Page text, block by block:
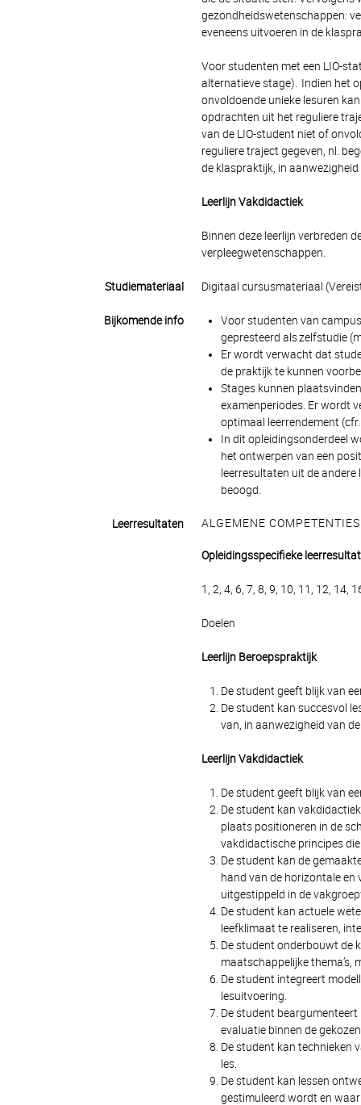
gezondheidswetenschappen:
eveneens uitvoeren in de
Voor studenten met een LIO-
alternatieve stage). Indien het
onvoldoende unieke lesuren
opdrachten uit het reguliere
van de LIO-student niet of
reguliere traject gegeven, nl.
de klaspraktijk, in
Leerlijn Vakdidactiek
Binnen deze leerlijn verbreden
verpleegwetenschappen.
Studiemateriaal Digitaal cursusmateriaal
Bijkomende info
Voor studenten van
gepresteerd als zelfstudie
Er wordt verwacht dat
de praktijk te kunnen
Stages kunnen
examenperiodes. Er wordt
optimaal leerrendement
In dit opleidingsonderdeel
het ontwerpen van een
leerresultaten uit de
beoogd.
Leerresultaten ALGEMENE COMPETENTIES
Opleidingsspecifieke
1, 2, 4, 6, 7, 8, 9, 10, 11, 12, 14,
Doelen
Leerlijn Beroepspraktijk
De student geeft blijk van
De student kan succesvol
van, in aanwezigheid van
Leerlijn Vakdidactiek
De student geeft blijk van
De student kan
plaats positioneren in de
vakdidactische principes
De student kan de
hand van de horizontale
uitgestippeld in de
De student kan actuele
leefklimaat te realiseren,
De student onderbouwt de
maatschappelijke
De student integreert
lesuitvoering.
De student
evaluatie binnen de
De student kan technieken
les.
De student kan lessen
gestimuleerd wordt en